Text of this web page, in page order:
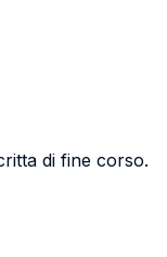
di fine corso.